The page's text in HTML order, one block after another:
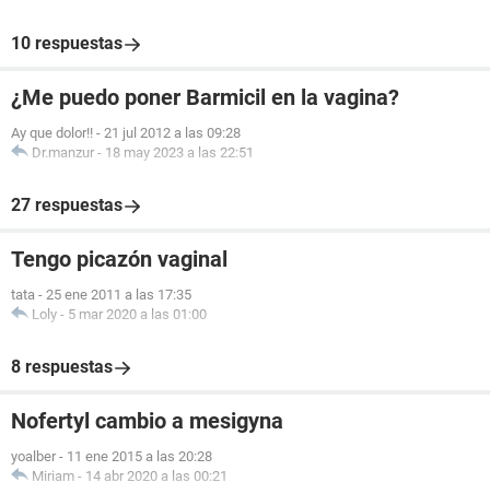
10 respuestas
¿Me puedo poner Barmicil en la vagina?
Ay que dolor!! - 21 jul 2012 a las 09:28
Dr.manzur - 18 may 2023 a las 22:51
27 respuestas
Tengo picazón vaginal
tata - 25 ene 2011 a las 17:35
Loly - 5 mar 2020 a las 01:00
8 respuestas
Nofertyl cambio a mesigyna
yoalber - 11 ene 2015 a las 20:28
Miriam - 14 abr 2020 a las 00:21